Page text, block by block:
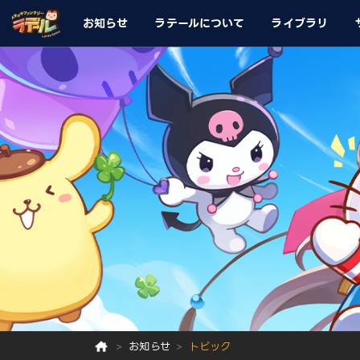
お知らせ ラテールについて ライブラリ
お知らせ トピック